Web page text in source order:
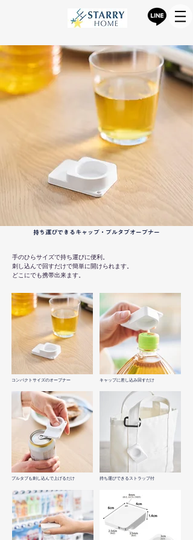
持ち運びできるキャップ・プルタブオープナー
手のひらサイズで持ち運びに便利。
刺し込んで回すだけで簡単に開けられます。
どこにでも携帯出来ます。
コンパクトサイズのオープナー キャップに差し込み回すだけ
プルタブも刺し込んで上げるだけ 持ち運びできるストラップ付